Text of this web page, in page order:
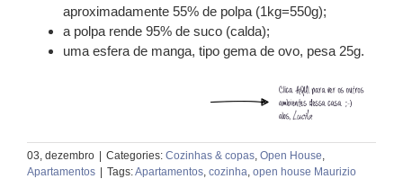
aproximadamente 55% de polpa (1kg=550g);
a polpa rende 95% de suco (calda);
uma esfera de manga, tipo gema de ovo, pesa 25g.
03, dezembro | Categories: Cozinhas & copas Open House
Apartamentos | Tags:Apartamentos cozinha open house Maurizio